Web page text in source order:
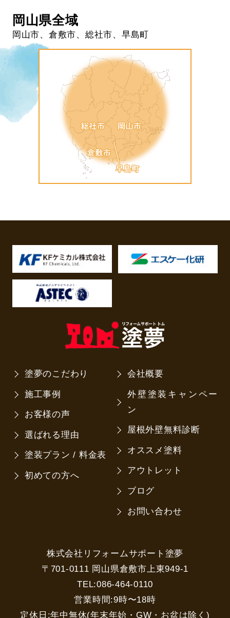
岡山県全域
岡山市、倉敷市、総社市、早島町
塗夢のこだわり
施工事例
お客様の声
選ばれる理由
塗装プラン / 料金表
初めての方へ
会社概要
外壁塗装キャンペー
ン
屋根外壁無料診断
オススメ塗料
アウトレット
ブログ
お問い合わせ
株式会社リフォームサポート塗夢
〒701-0111 岡山県倉敷市上東949-1
TEL:086-464-0110
営業時間:9時〜18時
定休日:年中無休(年末年始・GW・お盆は除く)